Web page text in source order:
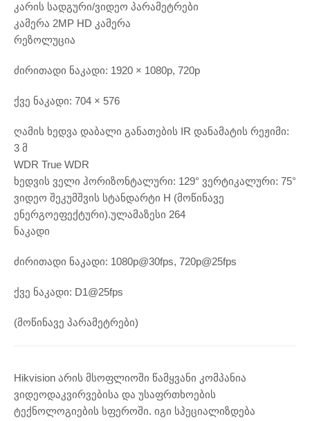
კარის სადგური/ვიდეო პარამეტრები
კამერა 2MP HD კამერა
რეზოლუცია
ძირითადი ნაკადი: 1920 × 1080p, 720p
ქვე ნაკადი: 704 × 576
ღამის ხედვა დაბალი განათების IR დანამატის რეჟიმი:
3 მ
WDR True WDR
ხედვის ველი ჰორიზონტალური: 129° ვერტიკალური: 75°
ვიდეო შეკუმშვის სტანდარტი H (მოწინავე
ენერგოეფექტური).ულამაზესი 264
ნაკადი
ძირითადი ნაკადი: 1080p@30fps, 720p@25fps
ქვე ნაკადი: D1@25fps
(მოწინავე პარამეტრები)
Hikvision არის მსოფლიოში წამყვანი კომპანია
ვიდეოდაკვირვებისა და უსაფრთხოების
ტექნოლოგიების სფეროში. იგი სპეციალიზდება